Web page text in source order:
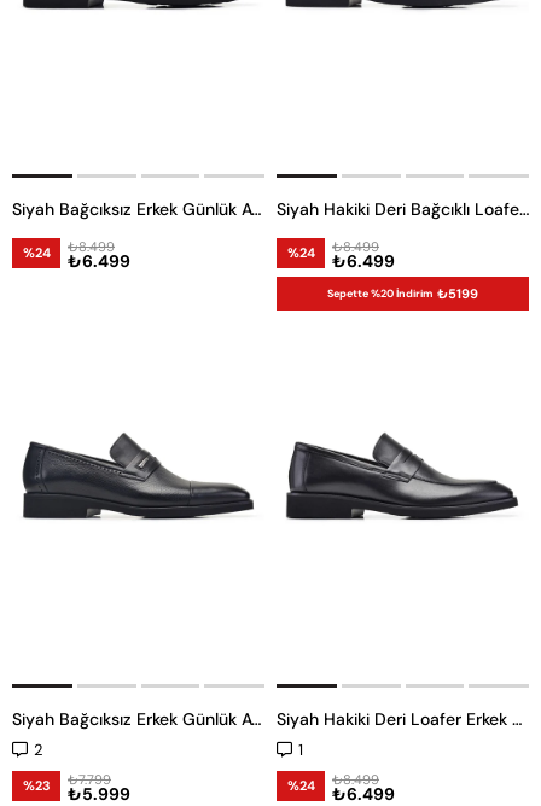
Siyah Bağcıksız Erkek Günlük Ayakkabı
%24 ₺6.499
₺8.499
Siyah Hakiki Deri Bağcıklı Loafer Erkek Günlük Ayakkabı
%24 ₺6.499
₺8.499
Sepette %20 İndirim ₺5199
Siyah Bağcıksız Erkek Günlük Ayakkabı
2
%23 ₺5.999
₺7.799
Siyah Hakiki Deri Loafer Erkek Günlük Ayakkabı
1
%24 ₺6.499
₺8.499